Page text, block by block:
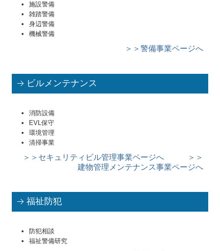
ホームセキュリティ
ホームセキュリティ設置例
お問い合せ
施設警備
雑踏警備
身辺警備
機械警備
＞＞警備事業ページへ
ビルメンテナンス
消防設備
EVL保守
環境管理
清掃事業
＞＞セキュリティビル管理事業ページへ
＞＞
建物管理メンテナンス事業ページへ
福祉防犯
防犯相談
福祉警備研究